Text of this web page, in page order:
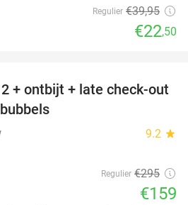
Regulier €39,95
€22,50
46%
+ ontbijt + late check-out
9.2 star
Regulier €295
€159